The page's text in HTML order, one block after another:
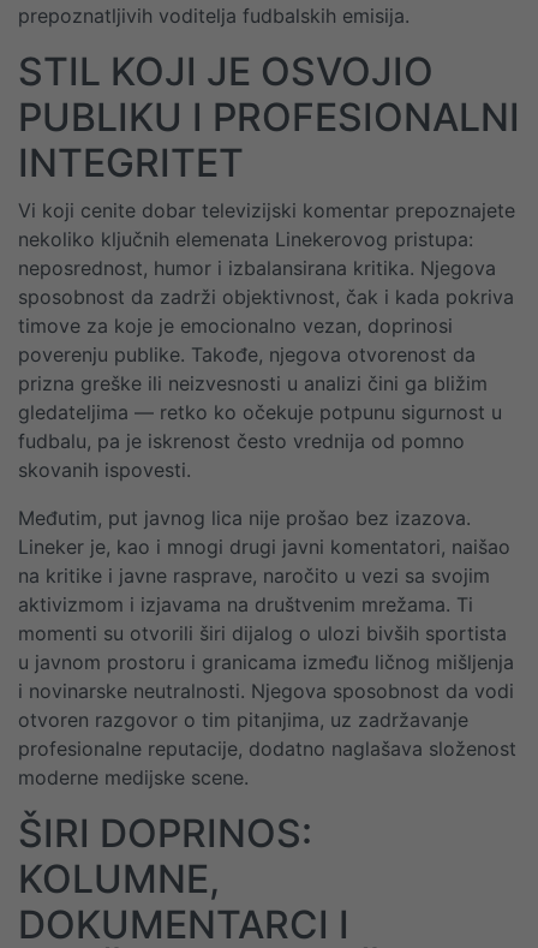
prepoznatljivih voditelja fudbalskih emisija.
STIL KOJI JE OSVOJIO
PUBLIKU I PROFESIONALNI
INTEGRITET
Vi koji cenite dobar televizijski komentar prepoznajete
nekoliko ključnih elemenata Linekerovog pristupa:
neposrednost, humor i izbalansirana kritika. Njegova
sposobnost da zadrži objektivnost, čak i kada pokriva
timove za koje je emocionalno vezan, doprinosi
poverenju publike. Takođe, njegova otvorenost da
prizna greške ili neizvesnosti u analizi čini ga bližim
gledateljima — retko ko očekuje potpunu sigurnost u
fudbalu, pa je iskrenost često vrednija od pomno
skovanih ispovesti.
Međutim, put javnog lica nije prošao bez izazova.
Lineker je, kao i mnogi drugi javni komentatori, naišao
na kritikе i javne rasprave, naročito u vezi sa svojim
aktivizmom i izjavama na društvenim mrežama. Ti
momenti su otvorili širi dijalog o ulozi bivših sportista
u javnom prostoru i granicama između ličnog mišljenja
i novinarske neutralnosti. Njegova sposobnost da vodi
otvoren razgovor o tim pitanjima, uz zadržavanje
profesionalne reputacije, dodatno naglašava složenost
moderne medijske scene.
ŠIRI DOPRINOS:
KOLUMNE,
DOKUMENTARCI I